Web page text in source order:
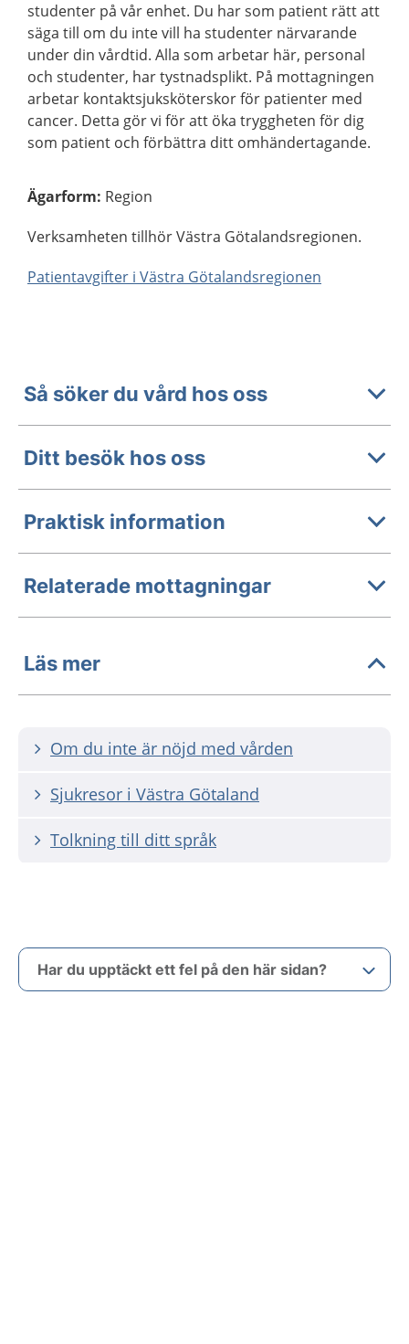
studenter på vår enhet. Du har som patient rätt att
säga till om du inte vill ha studenter närvarande
under din vårdtid. Alla som arbetar här, personal
och studenter, har tystnadsplikt. På mottagningen
arbetar kontaktsjuksköterskor för patienter med
cancer. Detta gör vi för att öka tryggheten för dig
som patient och förbättra ditt omhändertagande.
Ägarform: Region
Verksamheten tillhör Västra Götalandsregionen.
Patientavgifter i Västra Götalandsregionen
Så söker du vård hos oss
Ditt besök hos oss
Praktisk information
Relaterade mottagningar
Läs mer
Om du inte är nöjd med vården
Sjukresor i Västra Götaland
Tolkning till ditt språk
Har du upptäckt ett fel på den här sidan?